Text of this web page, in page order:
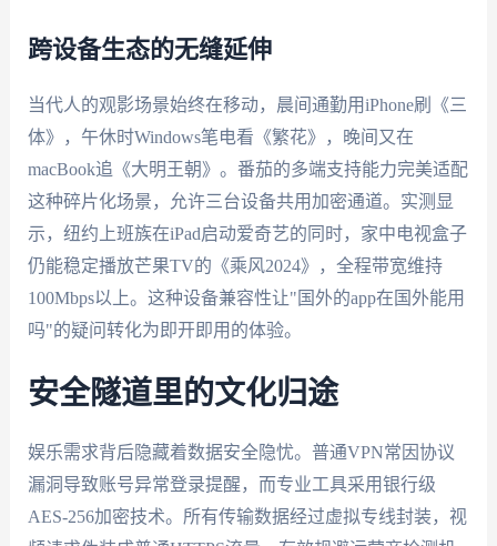
跨设备生态的无缝延伸
当代人的观影场景始终在移动，晨间通勤用iPhone刷《三
体》，午休时Windows笔电看《繁花》，晚间又在
macBook追《大明王朝》。番茄的多端支持能力完美适配
这种碎片化场景，允许三台设备共用加密通道。实测显
示，纽约上班族在iPad启动爱奇艺的同时，家中电视盒子
仍能稳定播放芒果TV的《乘风2024》，全程带宽维持
100Mbps以上。这种设备兼容性让"国外的app在国外能用
吗"的疑问转化为即开即用的体验。
安全隧道里的文化归途
娱乐需求背后隐藏着数据安全隐忧。普通VPN常因协议
漏洞导致账号异常登录提醒，而专业工具采用银行级
AES-256加密技术。所有传输数据经过虚拟专线封装，视